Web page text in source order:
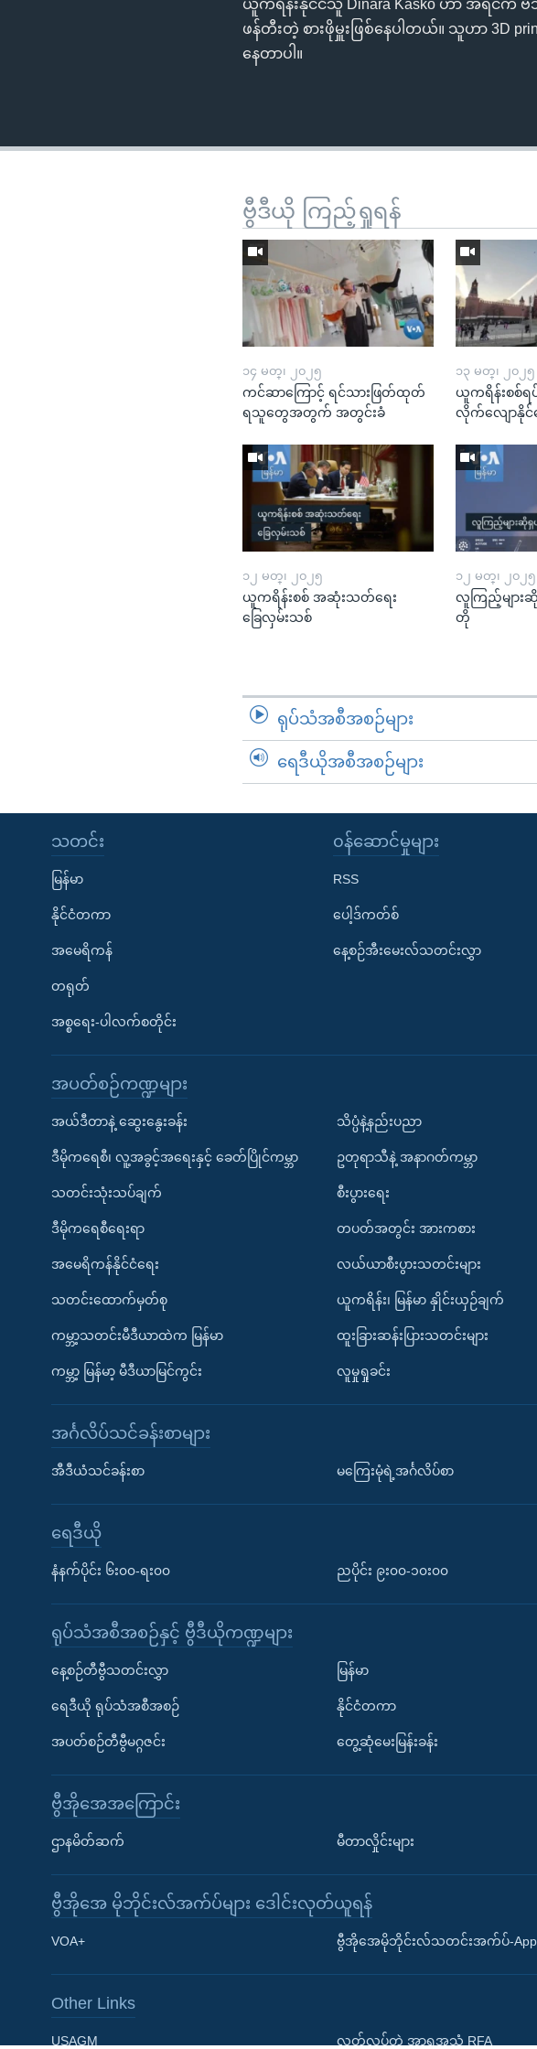
Learning English
ဗွီအိုအေ လူမှုကွန်ယက်များ
ဘာသာစကားများ
ယူကရိန်းနိုင်ငံသူ Dinara Kasko ဟာ အရင်က
ဖန်တီးတဲ့ စားဖိုမှူးဖြစ်နေပါတယ်။ သူဟာ 3D
နေတာပါ။
ဗွီဒီယို ကြည့်ရှုရန်
၁၄ မတ္၊ ၂၀၂၅
ကင်ဆာကြောင့် ရင်သားဖြတ်ထုတ်
ရသူတွေအတွက် အတွင်းခံ
၁၃ မတ္၊ ၂၀၂၅
ယူကရိန်းစစ်ရ
လိုက်လျောနိုင်
၁၂ မတ္၊ ၂၀၂၅
ယူကရိန်းစစ် အဆုံးသတ်ရေး
ခြေလှမ်းသစ်
၁၂ မတ္၊ ၂၀၂၅
လူကြည့်များ
တို
ရုပ်သံအစီအစဉ်များ
ရေဒီယိုအစီအစဉ်များ
သတင်း
မြန်မာ
နိုင်ငံတကာ
အမေရိကန်
တရုတ်
အစ္စရေး-ပါလက်စတိုင်း
၀န်ဆောင်မှုများ
RSS
ပေါ့ဒ်ကတ်စ်
နေ့စဉ်အီးမေးလ်သတင်းလွှာ
အပတ်စဉ်ကဏ္ဍများ
အယ်ဒီတာနဲ့ ဆွေးနွေးခန်း
ဒီမိုကရေစီ၊ လူ့အခွင့်အရေးနှင့် ခေတ်ပြိုင်ကမ္ဘာ
သတင်းသုံးသပ်ချက်
ဒီမိုကရေစီရေးရာ
အမေရိကန်နိုင်ငံရေး
သတင်းထောက်မှတ်စု
ကမ္ဘာ့သတင်းမီဒီယာထဲက မြန်မာ
ကမ္ဘာ့ မြန်မာ့ မီဒီယာမြင်ကွင်း
သိပ္ပံနဲ့နည်းပညာ
ဥတုရာသီနဲ့ အနာဂတ်ကမ္ဘာ
စီးပွားရေး
တပတ်အတွင်း အားကစား
လယ်ယာစီးပွားသတင်းများ
ယူကရိန်း၊ မြန်မာ နှိုင်းယှဉ်ချက်
ထူးခြားဆန်းပြားသတင်းများ
လူမှုရှုခင်း
အင်္ဂလိပ်သင်ခန်းစာများ
အီဒီယံသင်ခန်းစာ မကြေးမုံရဲ့အင်္ဂလိပ်စာ
ရေဒီယို
နံနက်ပိုင်း ၆း၀၀-ရး၀၀ ညပိုင်း ၉း၀၀-၁၀း၀၀
ရုပ်သံအစီအစဉ်နှင့် ဗွီဒီယိုကဏ္ဍများ
နေ့စဉ်တီဗွီသတင်းလွှာ
ရေဒီယို ရုပ်သံအစီအစဉ်
အပတ်စဉ်တီဗွီမဂ္ဂဇင်း
မြန်မာ
နိုင်ငံတကာ
တွေ့ဆုံမေးမြန်းခန်း
ဗွီအိုအေအကြောင်း
ဌာနမိတ်ဆက် မီတာလှိုင်းများ
ဗွီအိုအေ မိုဘိုင်းလ်အက်ပ်များ ဒေါင်းလုတ်ယူရန်
VOA+ ဗွီအိုအေမိုဘိုင်းလ်သတင်းအက်ပ်-
Other Links
USAGM လွတ်လပ်တဲ့ အာရှအသံ RFA